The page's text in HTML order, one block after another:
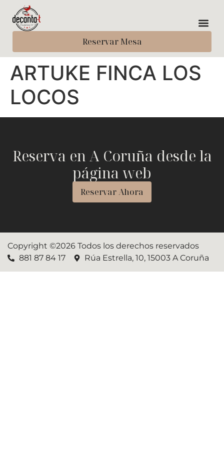
Reservar Mesa
ARTUKE FINCA LOS
LOCOS
Reserva en A Coruña desde la
página web
Reservar Ahora
Copyright ©2026 Todos los derechos reservados
881 87 84 17
Rúa Estrella, 10, 15003 A Coruña